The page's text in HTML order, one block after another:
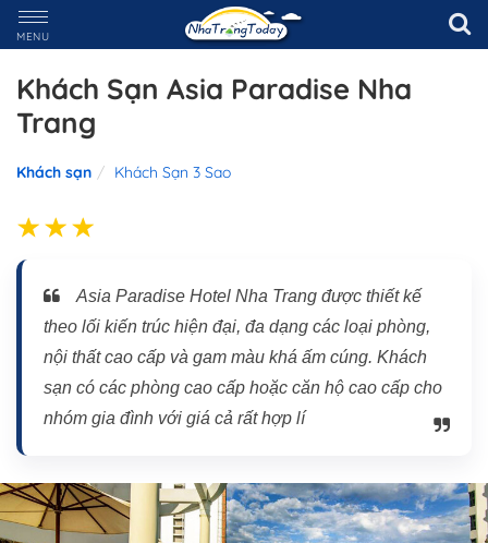
MENU
Khách Sạn Asia Paradise Nha
Trang
Khách sạn Khách Sạn 3 Sao
Asia Paradise Hotel Nha Trang được thiết kế
theo lối kiến trúc hiện đại, đa dạng các loại phòng,
nội thất cao cấp và gam màu khá ấm cúng. Khách
sạn có các phòng cao cấp hoặc căn hộ cao cấp cho
nhóm gia đình với giá cả rất hợp lí